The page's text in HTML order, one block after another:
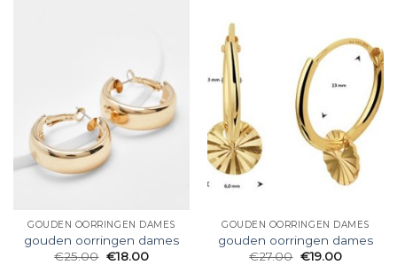
GOUDEN OORRINGEN DAMES
gouden oorringen dames
€25.00 €18.00
GOUDEN OORRINGEN DAMES
gouden oorringen dames
€27.00 €19.00